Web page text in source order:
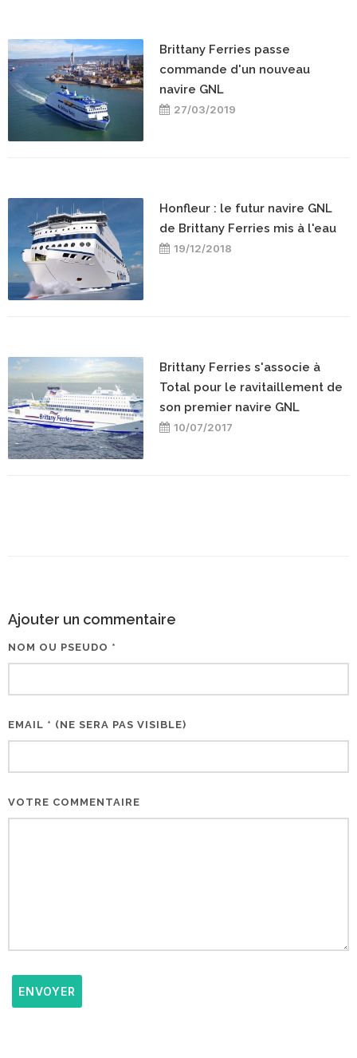
Brittany Ferries passe
commande d'un nouveau
navire GNL
27/03/2019
Honfleur : le futur navire GNL
de Brittany Ferries mis à l'eau
19/12/2018
Brittany Ferries s'associe à
Total pour le ravitaillement de
son premier navire GNL
10/07/2017
Ajouter un commentaire
NOM OU PSEUDO *
EMAIL * (NE SERA PAS VISIBLE)
VOTRE COMMENTAIRE
ENVOYER